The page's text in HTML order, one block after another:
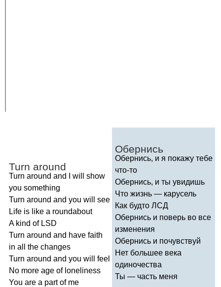
Turn around
Turn around and will
show
you something
Turn around and you will
see
Life is like a roundabout
A kind of LSD
Turn around and have faith
in all the changes
Turn around and you will
feel
No more age of loneliness
You are a part of me
Обернись
Обернись, и я покажу тебе
что-то
Обернись, и ты увидишь
Что жизнь — карусель
Как будто ЛСД
Обернись и поверь во все
изменения
Обернись и почувствуй
Нет большее века
одиночества
Ты — часть меня